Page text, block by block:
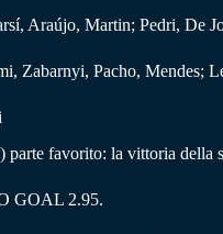
Araújo, Martin; Pedri, De
Zabarnyi, Pacho, Mendes;
parte favorito: la vittoria della
GOAL 2.95.